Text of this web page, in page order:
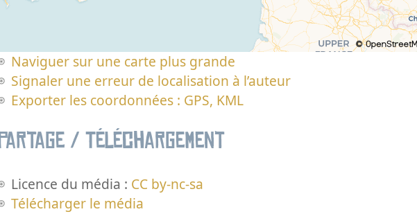
Naviguer sur une carte plus grande
Signaler une erreur de localisation à l’auteur
Exporter les coordonnées : GPS, KML
Partage / Téléchargement
Licence du média : CC by-nc-sa
Télécharger le média